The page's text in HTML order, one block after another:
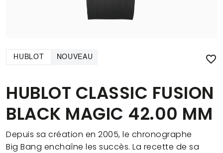
HUBLOT NOUVEAU 
HUBLOT CLASSIC FUSION
BLACK MAGIC 42.00 MM
Depuis sa création en 2005, le chronographe
Big Bang enchaîne les succès. La recette de sa